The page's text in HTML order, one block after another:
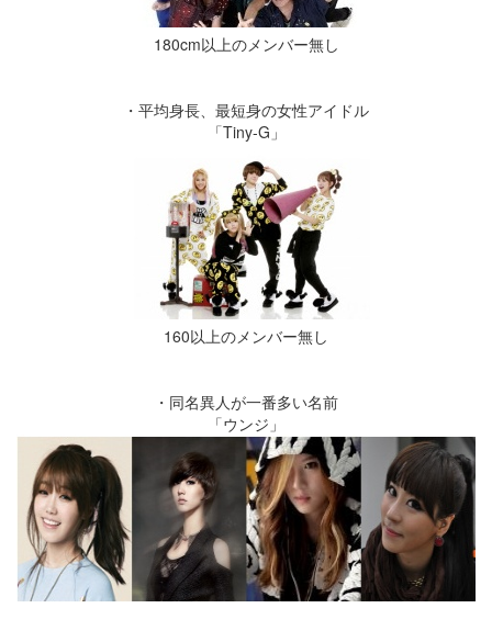
180cm以上のメンバー無し
・平均身長、最短身の女性アイドル
「Tiny-G」
160以上のメンバー無し
・同名異人が一番多い名前
「ウンジ」